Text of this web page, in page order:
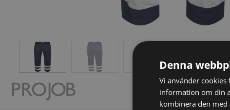
Denna
Vi använder
information om din
kombinera den